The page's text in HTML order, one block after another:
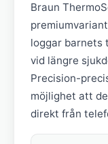
Braun
loggar
vid längre
Precision-
möjlighet att
direkt från